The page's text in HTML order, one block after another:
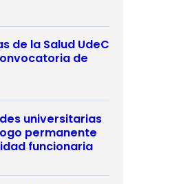
de la Salud UdeC
de
universitarias
permanente
funcionaria